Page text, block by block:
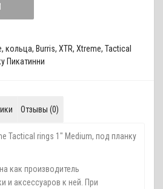
, кольца, Burris, XTR, Xtreme, Tactical
Пикатинни
Отзывы (0)
Tactical rings 1" Medium, под планку
как производитель
и аксессуаров к ней. При